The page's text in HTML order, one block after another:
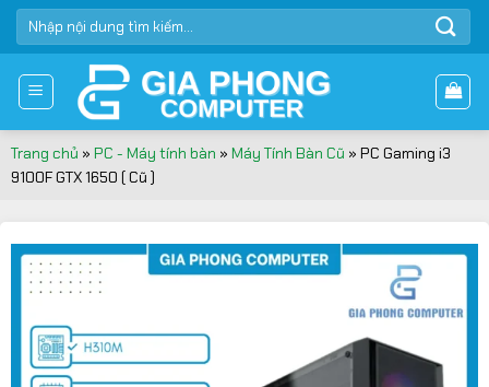
Bỏ
qua
dung
TÌM
KIẾM:
Trang chủ » PC - Máy tính bàn » Máy Tính Bàn Cũ » PC Gaming i3
9100F GTX 1650 ( Cũ )